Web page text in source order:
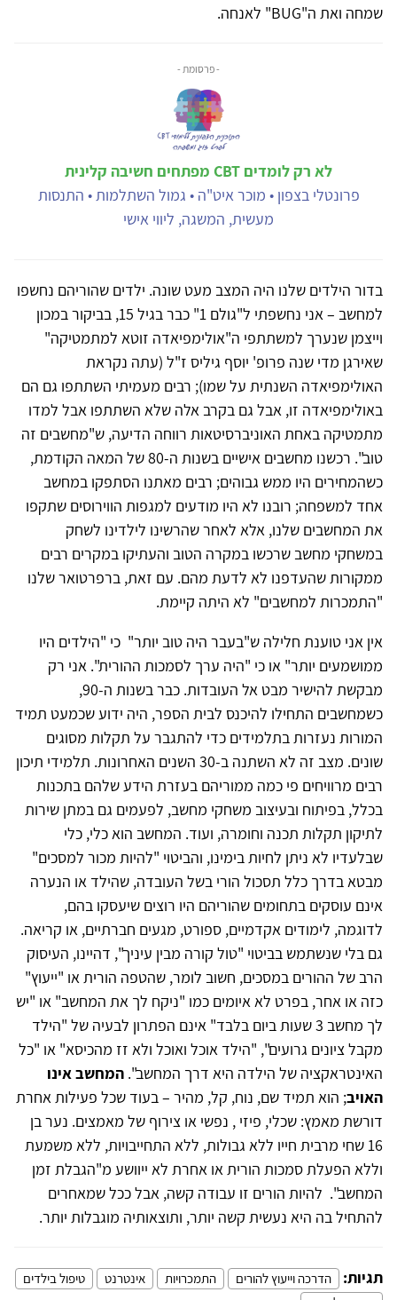
שמחה ואת ה"BUG" לאנחה.
- פרסומת -
לא רק לומדים CBT מפתחים חשיבה קלינית
פרונטלי בצפון • מוכר איט"ה • גמול השתלמות • התנסות
מעשית, המשגה, ליווי אישי
בדור הילדים שלנו היה המצב מעט שונה. ילדים שהוריהם נחשפו
למחשב – אני נחשפתי ל"גולם 1" כבר בגיל 15, בביקור במכון
וייצמן שנערך למשתתפי ה"אולימפיאדה זוטא למתמטיקה"
שאירגן מדי שנה פרופ' יוסף גיליס ז"ל (עתה נקראת
האולימפיאדה השנתית על שמו); רבים מעמיתי השתתפו גם הם
באולימפיאדה זו, אבל גם בקרב אלה שלא השתתפו אבל למדו
מתמטיקה באחת האוניברסיטאות רווחה הדיעה, ש"מחשבים זה
טוב". רכשנו מחשבים אישיים בשנות ה-80 של המאה הקודמת,
כשהמחירים היו ממש גבוהים; רבים מאתנו הסתפקו במחשב
אחד למשפחה; רובנו לא היו מודעים למגפות הווירוסים שתקפו
את המחשבים שלנו, אלא לאחר שהרשינו לילדינו לשחק
במשחקי מחשב שרכשו במקרה הטוב והעתיקו במקרים רבים
ממקורות שהעדפנו לא לדעת מהם. עם זאת, ברפרטואר שלנו
"התמכרות למחשבים" לא היתה קיימת.
אין אני טוענת חלילה ש"בעבר היה טוב יותר" כי "הילדים היו
ממושמעים יותר" או כי "היה ערך לסמכות ההורית". אני רק
מבקשת להישיר מבט אל העובדות. כבר בשנות ה-90,
כשמחשבים התחילו להיכנס לבית הספר, היה ידוע שכמעט תמיד
המורות נעזרות בתלמידים כדי להתגבר על תקלות מסוגים
שונים. מצב זה לא השתנה ב-30 השנים האחרונות. תלמידי תיכון
רבים מרוויחים פי כמה ממוריהם בעזרת הידע שלהם בתכנות
בכלל, בפיתוח ובעיצוב משחקי מחשב, לפעמים גם במתן שירות
לתיקון תקלות תכנה וחומרה, ועוד. המחשב הוא כלי, כלי
שבלעדיו לא ניתן לחיות בימינו, והביטוי "להיות מכור למסכים"
מבטא בדרך כלל תסכול הורי בשל העובדה, שהילד או הנערה
אינם עוסקים בתחומים שהוריהם היו רוצים שיעסקו בהם,
לדוגמה, לימודים אקדמיים, ספורט, מגעים חברתיים, או קריאה.
גם בלי שנשתמש בביטוי "טול קורה מבין עיניך", דהיינו, העיסוק
הרב של ההורים במסכים, חשוב לומר, שהטפה הורית או "ייעוץ"
כזה או אחר, בפרט לא איומים כמו "ניקח לך את המחשב" או "יש
לך מחשב 3 שעות ביום בלבד" אינם הפתרון לבעיה של "הילד
מקבל ציונים גרועים", "הילד אוכל ואוכל ולא זז מהכיסא" או "כל
האינטראקציה של הילדה היא דרך המחשב". המחשב אינו
האויב; הוא תמיד שם, נוח, קל, מהיר – בעוד שכל פעילות אחרת
דורשת מאמץ: שכלי, פיזי , נפשי או צירוף של מאמצים. נער בן
16 שחי מרבית חייו ללא גבולות, ללא התחייבויות, ללא משמעת
וללא הפעלת סמכות הורית או אחרת לא ייוושע מ"הגבלת זמן
המחשב". להיות הורים זו עבודה קשה, אבל ככל שמאחרים
להתחיל בה היא נעשית קשה יותר, ותוצאותיה מוגבלות יותר.
תגיות: הדרכה וייעוץ להורים התמכרויות אינטרנט
טיפול בילדים